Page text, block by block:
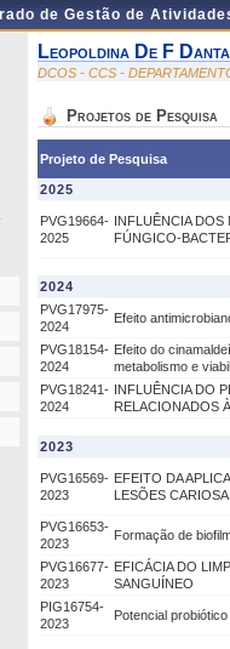
de Gestão de
Leopoldina De F
DCOS - CCS -
Projetos de Pesquisa
Projeto de Pesquisa
2025
PVG19664-
2025
INFLUÊNCIA DOS
FÚNGICO-
2024
PVG17975-
2024
Efeito
PVG18154-
2024
Efeito do
metabolismo e
PVG18241-
2024
INFLUÊNCIA DO
RELACIONADOS
2023
PVG16569-
2023
EFEITO DA
LESÕES
PVG16653-
2023
Formação de
PVG16677-
2023
EFICÁCIA DO
SANGUÍNEO
PIG16754-
2023
Potencial